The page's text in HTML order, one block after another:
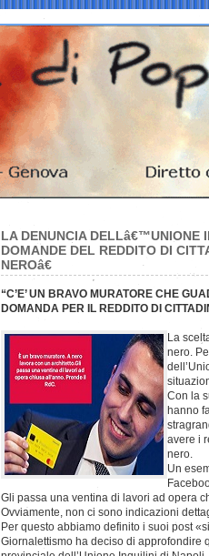
LA DENUNCIA
DOMANDE DEL REDDITO DI
NEROâ€
“C’E’ UN BRAVO MURATORE CHE
DOMANDA PER IL REDDITO DI
La
nero.
Con la
hanno
avere i
nero.
Un
Gli passa una ventina di lavori ad opera
Ovviamente, non ci sono indicazioni
Per questo abbiamo definito i suoi post
Giornalettismo ha deciso di approfondire